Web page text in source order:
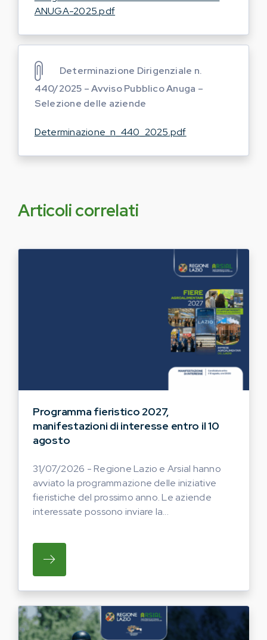
ANUGA-2025.pdf
Determinazione Dirigenziale n.
440/2025 – Avviso Pubblico Anuga –
Selezione delle aziende
Determinazione_n_440_2025.pdf
Articoli correlati
Programma fieristico 2027,
manifestazioni di interesse entro il 10
agosto
31/07/2026 - Regione Lazio e Arsial hanno
avviato la programmazione delle iniziative
fieristiche del prossimo anno. Le aziende
interessate possono inviare la...
SU REGIONE LAZIO E ARSIAL HANNO